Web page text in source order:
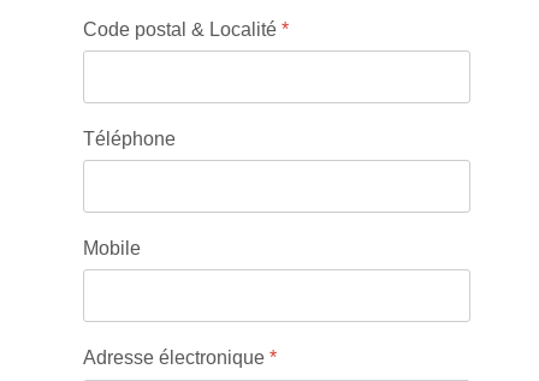
Code postal & Localité *
Téléphone
Mobile
Adresse électronique *